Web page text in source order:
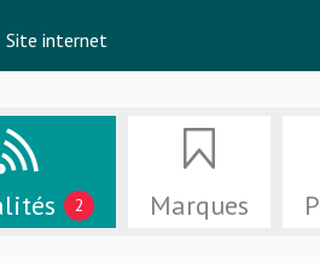
Site internet
2 Marques